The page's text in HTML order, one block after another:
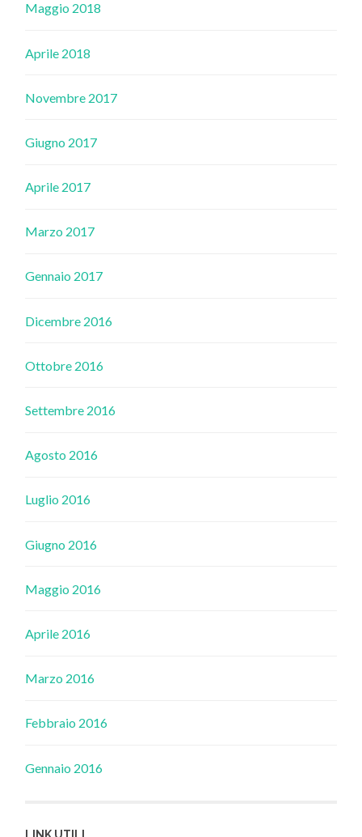
Maggio 2018
Aprile 2018
Novembre 2017
Giugno 2017
Aprile 2017
Marzo 2017
Gennaio 2017
Dicembre 2016
Ottobre 2016
Settembre 2016
Agosto 2016
Luglio 2016
Giugno 2016
Maggio 2016
Aprile 2016
Marzo 2016
Febbraio 2016
Gennaio 2016